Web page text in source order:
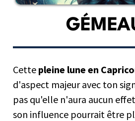
Cette pleine lune en
d'aspect majeur avec ton
pas qu'elle n'aura aucun
son influence pourrait être